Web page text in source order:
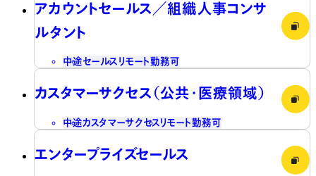
アカウントセールス／組織人事コンサ
ルタント
中途セールス リモート勤務可
カスタマーサクセス（公共・医療領域）
中途カスタマーサクセスリモート勤務可
エンタープライズセールス